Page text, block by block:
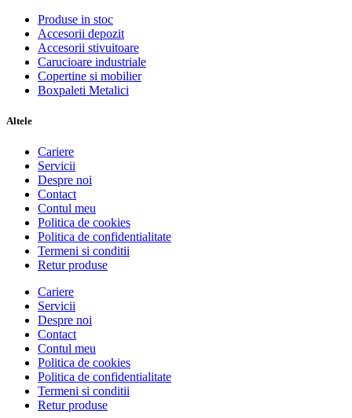
Produse in stoc
Accesorii depozit
Accesorii stivuitoare
Carucioare industriale
Copertine si mobilier
Boxpaleti Metalici
Altele
Cariere
Servicii
Despre noi
Contact
Contul meu
Politica de cookies
Politica de confidentialitate
Termeni si conditii
Retur produse
Cariere
Servicii
Despre noi
Contact
Contul meu
Politica de cookies
Politica de confidentialitate
Termeni si conditii
Retur produse